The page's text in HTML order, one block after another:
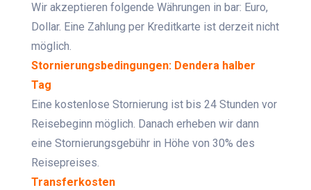
Wir akzeptieren folgende Währungen in bar: Euro,
Dollar. Eine Zahlung per Kreditkarte ist derzeit nicht
möglich.
Stornierungsbedingungen: Dendera halber
Tag
Eine kostenlose Stornierung ist bis 24 Stunden vor
Reisebeginn möglich. Danach erheben wir dann
eine Stornierungsgebühr in Höhe von 30% des
Reisepreises.
Transferkosten